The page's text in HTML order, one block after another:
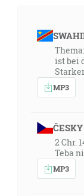
ist bei
MP3
ČESKY
2 Chr.
Teba
MP3